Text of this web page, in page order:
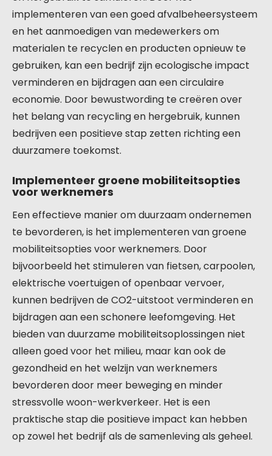
implementeren van een goed afvalbeheersysteem
en het aanmoedigen van medewerkers om
materialen te recyclen en producten opnieuw te
gebruiken, kan een bedrijf zijn ecologische impact
verminderen en bijdragen aan een circulaire
economie. Door bewustwording te creëren over
het belang van recycling en hergebruik, kunnen
bedrijven een positieve stap zetten richting een
duurzamere toekomst.
Implementeer groene mobiliteitsopties
voor werknemers
Een effectieve manier om duurzaam ondernemen
te bevorderen, is het implementeren van groene
mobiliteitsopties voor werknemers. Door
bijvoorbeeld het stimuleren van fietsen, carpoolen,
elektrische voertuigen of openbaar vervoer,
kunnen bedrijven de CO2-uitstoot verminderen en
bijdragen aan een schonere leefomgeving. Het
bieden van duurzame mobiliteitsoplossingen niet
alleen goed voor het milieu, maar kan ook de
gezondheid en het welzijn van werknemers
bevorderen door meer beweging en minder
stressvolle woon-werkverkeer. Het is een
praktische stap die positieve impact kan hebben
op zowel het bedrijf als de samenleving als geheel.